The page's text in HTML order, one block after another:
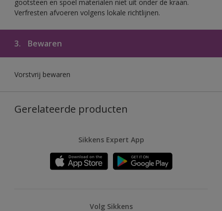
gootsteen en spoel materialen niet uit onder de kraan.
Verfresten afvoeren volgens lokale richtlijnen.
3. Bewaren
Vorstvrij bewaren
Gerelateerde producten
Sikkens Expert App
Volg Sikkens